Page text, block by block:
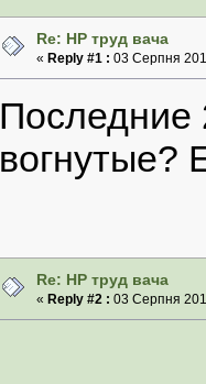
Re: НР труд вача
« Reply #1 : 03 Серпня
Последние
вогнутые?
Re: НР труд вача
« Reply #2 : 03 Серпня